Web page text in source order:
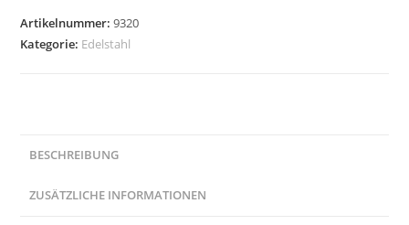
Artikelnummer:9320
Kategorie: Edelstahl
BESCHREIBUNG
ZUSÄTZLICHE INFORMATIONEN